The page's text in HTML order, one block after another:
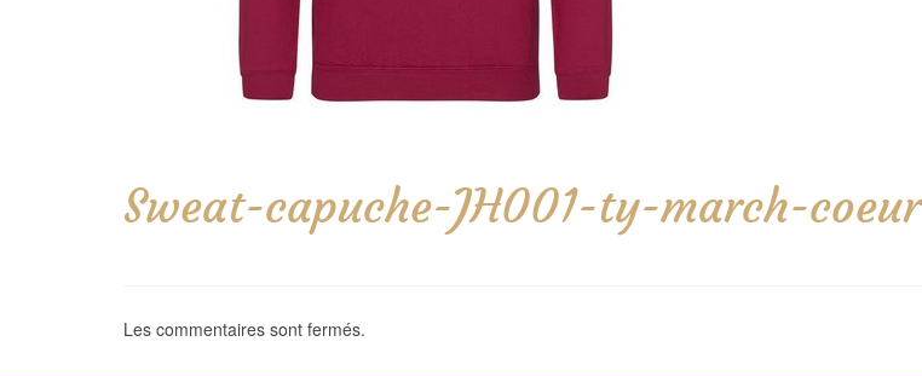
Sweat-capuche-JH001-ty-march-coeur
Les commentaires sont fermés.